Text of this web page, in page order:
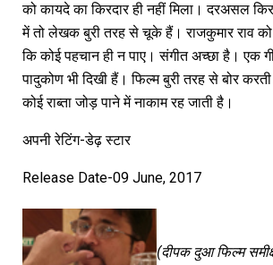
को कायदे का किरदार ही नहीं मिला। दरअसल
में तो लेखक बुरी तरह से चूके हैं। राजकुमार राव को
कि कोई पहचान ही न पाए। संगीत अच्छा है। एक
पादुकोण भी दिखी हैं। फिल्म बुरी तरह से बोर
कोई राब्ता जोड़ पाने में नाकाम रह जाती है।
अपनी रेटिंग-डेढ़ स्टार
Release Date-09 June, 2017
(दीपक दुआ फिल्म